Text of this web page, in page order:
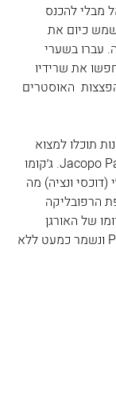
מבלי להכנס
כיום את
עברו בשערי
את שרידיו
האוסטרים
תוכלו למצוא
בתוך הכנסיה  מעבודותיו של Jacopo Palma il Giovane. ג׳קומו
ונציה) מה
הרפובליקה
של האורגן
הברוקי  שנבנה ב -1754 על ידי Pietro Nachini ונשמר כמעט ללא